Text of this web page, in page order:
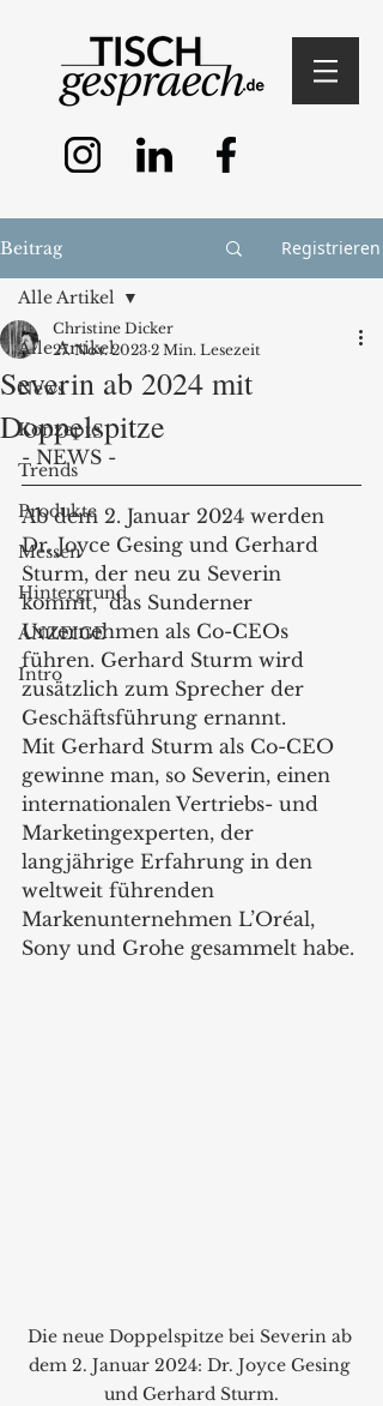
Beitrag Registrieren
Alle Artikel
News
Konzepte
Trends
Produkte
Messen
Hintergrund
ANZEIGE
Intro
Alle Artikel
Severin ab 2024 mit
Doppelspitze
Christine Dicker
27. Nov. 2023 2 Min. Lesezeit
- NEWS -
Ab dem 2. Januar 2024 werden
Dr. Joyce Gesing und Gerhard
Sturm, der neu zu Severin
kommt,  das Sunderner
Unternehmen als Co-CEOs
führen. Gerhard Sturm wird
zusätzlich zum Sprecher der
Geschäftsführung ernannt.
Mit Gerhard Sturm als Co-CEO
gewinne man, so Severin, einen
internationalen Vertriebs- und
Marketingexperten, der
langjährige Erfahrung in den
weltweit führenden
Markenunternehmen L’Oréal,
Sony und Grohe gesammelt habe.
Die neue Doppelspitze bei Severin ab
dem 2. Januar 2024: Dr. Joyce Gesing
und Gerhard Sturm.